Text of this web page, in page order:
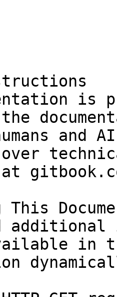
is
and
over
at
This
in